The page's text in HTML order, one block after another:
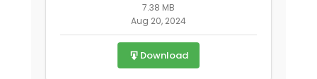
7.38 MB
Aug 20, 2024
Download